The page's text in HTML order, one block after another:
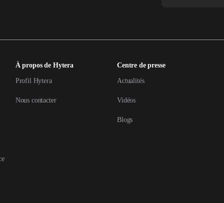
À propos de Hytera
Profil Hytera
Nous contacter
Centre de presse
Actualités
Vidéos
Blogs